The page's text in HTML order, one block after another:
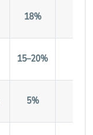
18%
15–20%
5%